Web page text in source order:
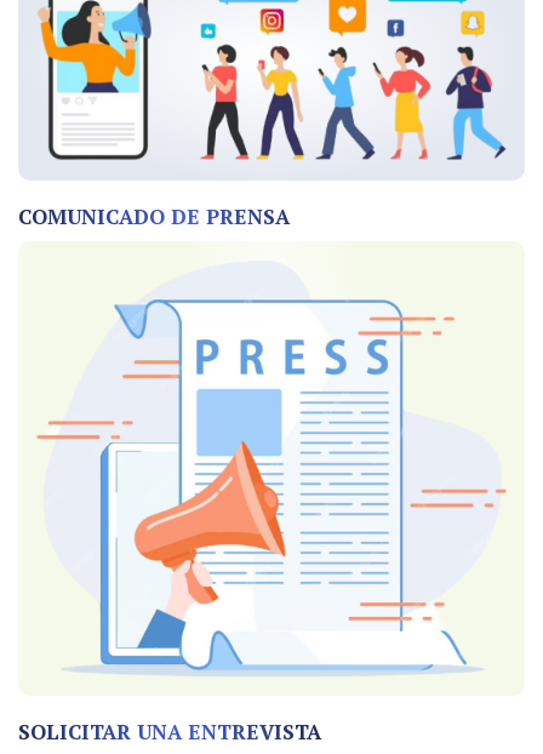
COMUNICADO DE PRENSA
SOLICITAR UNA ENTREVISTA